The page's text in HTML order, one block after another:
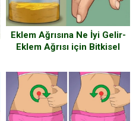
Eklem Ağrısına Ne İyi Gelir-
Eklem Ağrısı için Bitkisel